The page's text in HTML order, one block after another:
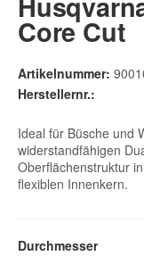
Core Cut
Artikelnummer:
Herstellernr.:
Ideal für Büsche und
widerstandfähigen
Oberflächenstruktur
flexiblen Innenkern.
Durchmesser